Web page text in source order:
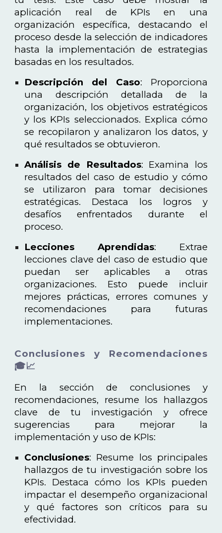
aplicación real de KPIs en una
organización específica, destacando el
proceso desde la selección de indicadores
hasta la implementación de estrategias
basadas en los resultados.
Descripción del Caso: Proporciona
una descripción detallada de la
organización, los objetivos estratégicos
y los KPIs seleccionados. Explica cómo
se recopilaron y analizaron los datos, y
qué resultados se obtuvieron.
Análisis de Resultados: Examina los
resultados del caso de estudio y cómo
se utilizaron para tomar decisiones
estratégicas. Destaca los logros y
desafíos enfrentados durante el
proceso.
Lecciones Aprendidas: Extrae
lecciones clave del caso de estudio que
puedan ser aplicables a otras
organizaciones. Esto puede incluir
mejores prácticas, errores comunes y
recomendaciones para futuras
implementaciones.
Conclusiones y Recomendaciones
🎓📈
En la sección de conclusiones y
recomendaciones, resume los hallazgos
clave de tu investigación y ofrece
sugerencias para mejorar la
implementación y uso de KPIs:
Conclusiones: Resume los principales
hallazgos de tu investigación sobre los
KPIs. Destaca cómo los KPIs pueden
impactar el desempeño organizacional
y qué factores son críticos para su
efectividad.